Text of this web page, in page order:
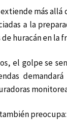
más
a la
huracán en la
el golpe se